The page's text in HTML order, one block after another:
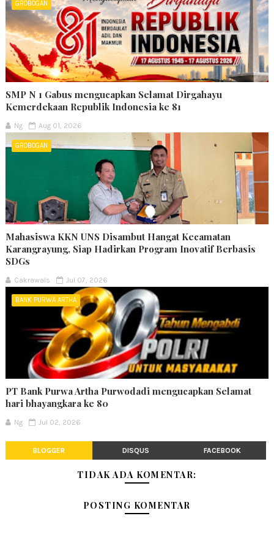
GROBOGAN
SMP N 1 Gabus mengucapkan Selamat Dirgahayu
Kemerdekaan Republik Indonesia ke 81
Ng Aug 01, 2026
GROBOGAN
Mahasiswa KKN UNS Disambut Hangat Kecamatan
Karangrayung, Siap Hadirkan Program Inovatif Berbasis
SDGs
Cakrawals Jul 07, 2026
BANK PURWA ARTHA
PT Bank Purwa Artha Purwodadi mengucapkan Selamat
hari bhayangkara ke 80
Ng Jul 02, 2026
BLOGGER DISQUS FACEBOOK
TIDAK ADA KOMENTAR:
POSTING KOMENTAR